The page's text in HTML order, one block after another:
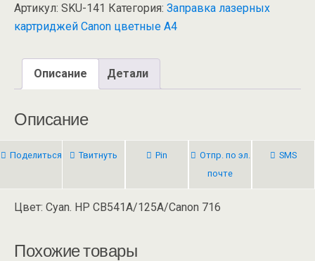
Артикул: SKU-141 Категория: Заправка лазерных
картриджей Canon цветные А4
Описание Детали
Описание
Поделиться Твитнуть Pin
Отпр. по эл.
почте
SMS
Цвет: Cyan. HP CB541A/125A/Canon 716
Похожие товары